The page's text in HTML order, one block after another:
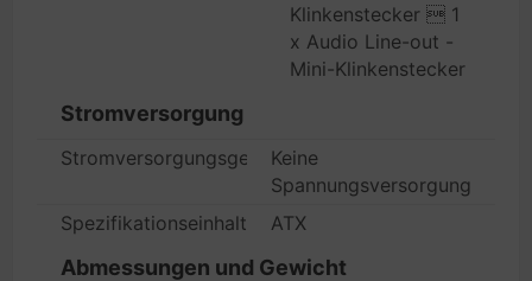
Klinkenstecker  1
x Audio Line-out -
Mini-Klinkenstecker
Stromversorgung
StromversorgungsgerätKeine
Spannungsversorgung
SpezifikationseinhaltungATX
Abmessungen und Gewicht